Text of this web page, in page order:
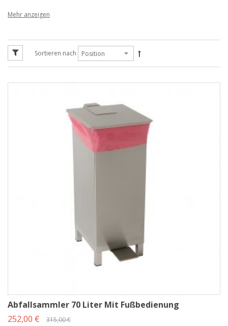
Abfallsammler mit Fußbedienung –
Unsere Abfallsammler mit Fußbedienung bestehen vollständig aus
Edelstahl V2A (1.4301) und bieten höchste Hygiene im täglichen Einsatz.
– ein entscheidender Vorteil in Bereichen, in denen Keimübertragung
Konstruktion sorgt gleichzeitig für eine lange Lebensdauer und stabilen
Halt auch bei intensiver Nutzung.
Hygienische Deckelbedienung ohne
optimal für Lebensmittelzonen & Reinraumnähe
Varianten, Deckeloptionen & Volumen
Volumen:
für 70-Liter- oder 120-Liter-Müllsäcke
mit hygienischem Klappdeckel
Sortieren nach
Abfallsammler 70 Liter Mit Fußbedienung
252,00 €
315,00 €